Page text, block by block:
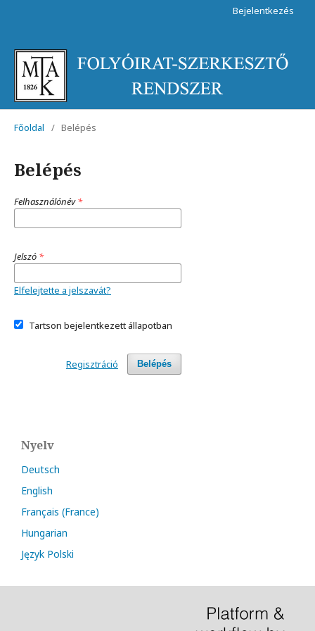
Bejelentkezés
Főoldal / Belépés
Belépés
Felhasználónév*
Jelszó *
Elfelejtette a jelszavát?
Tartson bejelentkezett állapotban
Belépés
Regisztráció
Nyelv
Deutsch
English
Français (France)
Hungarian
Język Polski